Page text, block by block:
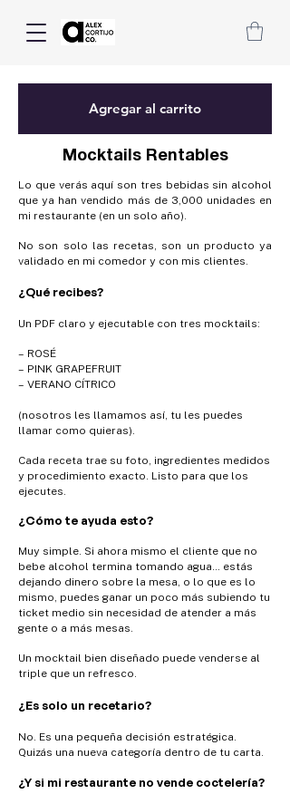
Agregar al carrito
Mocktails Rentables
Lo que verás aquí son tres bebidas sin alcohol
que ya han vendido más de 3,000 unidades en
mi restaurante (en un solo año).
No son solo las recetas, son un producto ya
validado en mi comedor y con mis clientes.
¿Qué recibes?
Un PDF claro y ejecutable con tres mocktails:
– ROSÉ
– PINK GRAPEFRUIT
– VERANO CÍTRICO
(nosotros les llamamos así, tu les puedes
llamar como quieras).
Cada receta trae su foto, ingredientes medidos
y procedimiento exacto. Listo para que los
ejecutes.
¿Cómo te ayuda esto?
Muy simple. Si ahora mismo el cliente que no
bebe alcohol termina tomando agua… estás
dejando dinero sobre la mesa, o lo que es lo
mismo, puedes ganar un poco más subiendo tu
ticket medio sin necesidad de atender a más
gente o a más mesas.
Un mocktail bien diseñado puede venderse al
triple que un refresco.
¿Es solo un recetario?
No. Es una pequeña decisión estratégica.
Quizás una nueva categoría dentro de tu carta.
¿Y si mi restaurante no vende coctelería?